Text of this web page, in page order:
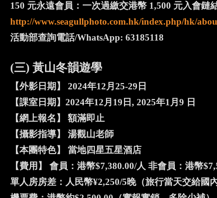
150 元永遠會員：一次過繳交港幣 1,500 元入會鏈
http://www.seagullphoto.com.hk/index.php/hk/
活動部查詢電話/WhatsApp: 63185118
(三) 黃山冬韻遊學
【外影日期】 2024年12月25-29日
【課室日期】2024年12月19日, 2025年1月9 日
【網上報名】 額滿即止
【攝影指導】 湯觀山老師
【本團特色】 當地四星五星酒店
【費用】 會員：港幣$7,380.00/人 非會員：港幣
單人房房差：人民幣¥2,250/5晚（旅行當天交給國